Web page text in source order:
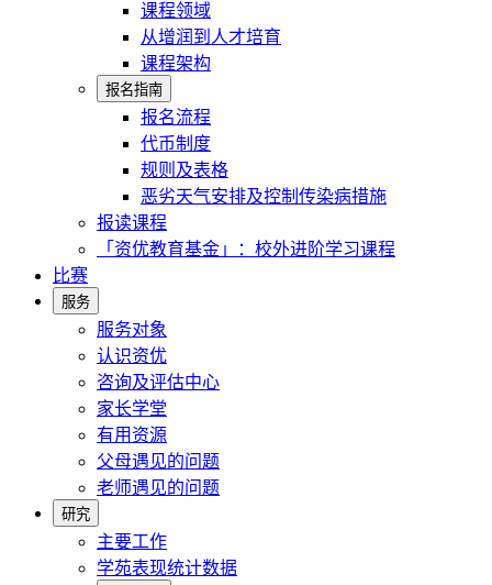
课程领域
从增润到人才培育
课程架构
报名指南
报名流程
代币制度
规则及表格
恶劣天气安排及控制传染病措施
报读课程
「资优教育基金」：校外进阶学习课程
比赛
服务
服务对象
认识资优
咨询及评估中心
家长学堂
有用资源
父母遇见的问题
老师遇见的问题
研究
主要工作
学苑表现统计数据